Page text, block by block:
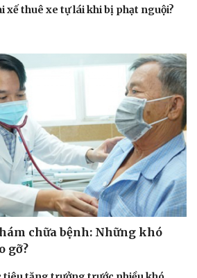
xế thuê xe tự lái khi bị phạt nguội?
chữa bệnh: Những khó
gỡ?